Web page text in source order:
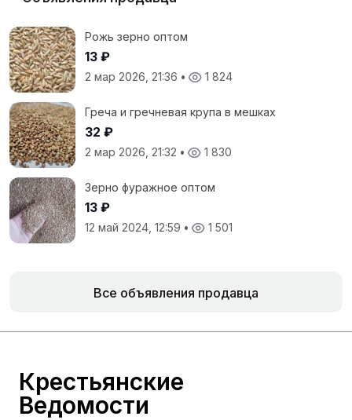
Рожь зерно оптом
13 ₽
2 мар 2026, 21:36 • 1 824
Греча и гречневая крупа в мешках
32 ₽
2 мар 2026, 21:32 • 1 830
Зерно фуражное оптом
13 ₽
12 май 2024, 12:59 • 1 501
Все объявления продавца
Крестьянские
Ведомости